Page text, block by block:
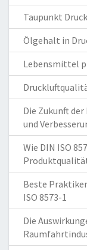
Taupunkt
Ölgehalt in
Lebensmittel
Die Zukunft der
und
Wie DIN ISO
Beste
ISO 8573-1
Die